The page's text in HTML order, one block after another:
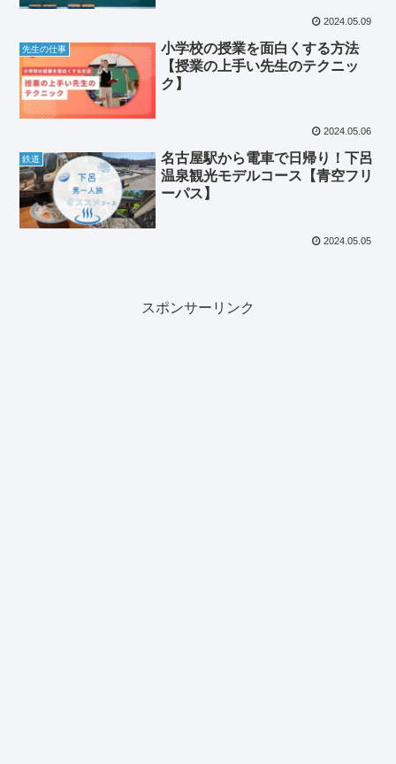
2024.05.09
先生の仕事
小学校の授業を面白くする方法
【授業の上手い先生のテクニッ
ク】
2024.05.06
鉄道
名古屋駅から電車で日帰り！下呂
温泉観光モデルコース【青空フリ
ーパス】
2024.05.05
スポンサーリンク